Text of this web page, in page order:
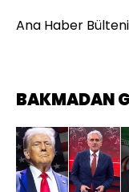
Ana Haber
BAKMADAN